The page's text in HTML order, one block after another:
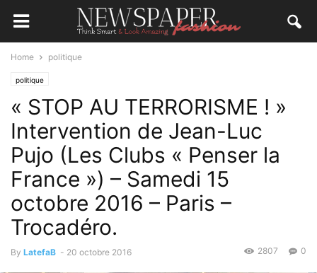
Home politique
politique
« STOP AU TERRORISME ! »
Intervention de Jean-Luc
Pujo (Les Clubs « Penser la
France ») – Samedi 15
octobre 2016 – Paris –
Trocadéro.
By LatefaB - 20 octobre 2016 0
2807